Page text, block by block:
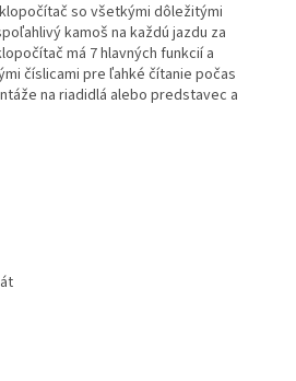
so všetkými dôležitými
kamoš na každú jazdu za
má 7 hlavných funkcií a
číslicami pre ľahké čítanie počas
na riadidlá alebo predstavec a